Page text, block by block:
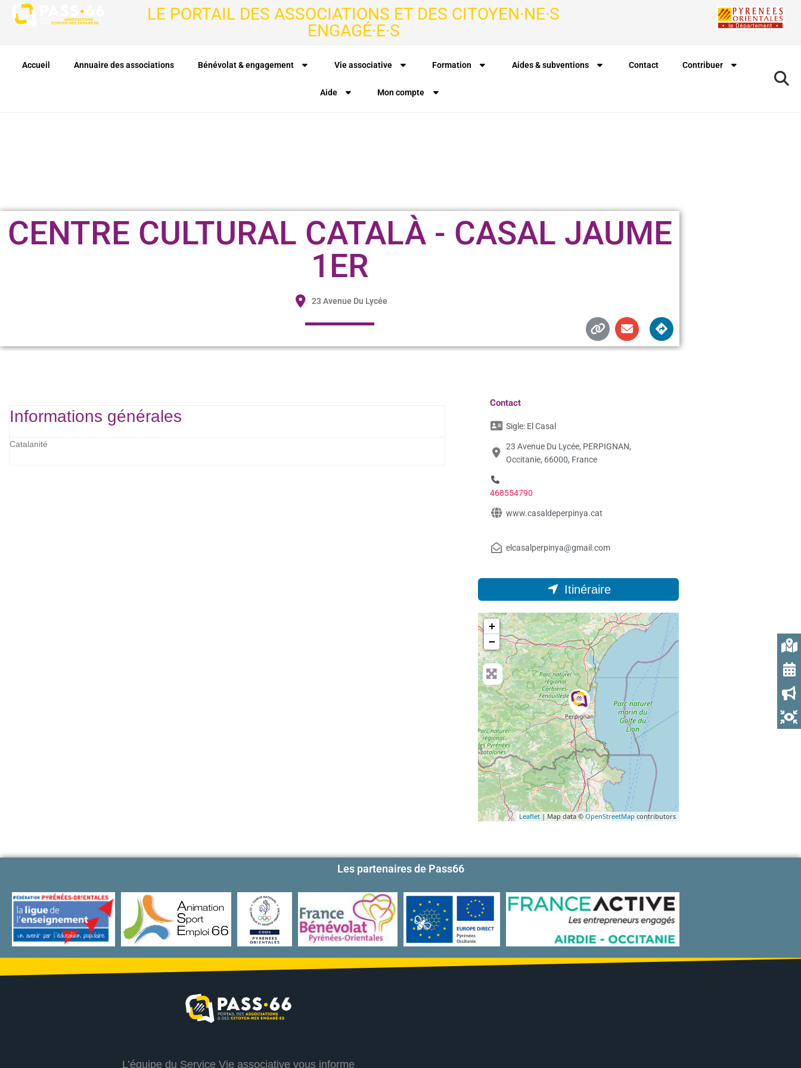
LE PORTAIL DES ASSOCIATIONS ET DES CITOYEN·NE·S
ENGAGÉ·E·S
Accueil Annuaire des associations Bénévolat & engagement Vie associative Formation Aides & subventions Contact Contribuer
Aide Mon compte
CENTRE CULTURAL CATALÀ - CASAL JAUME
1ER
23 Avenue Du Lycée
Informations générales
Catalanité
Contact
Sigle: El Casal
23 Avenue Du Lycée, PERPIGNAN,
Occitanie, 66000, France
468554790
www.casaldeperpinya.cat
elcasalperpinya@gmail.com
Itinéraire
+
−
Leaflet | Map data ©OpenStreetMap contributors
Les partenaires de Pass66
L’équipe du Service Vie associative vous informe